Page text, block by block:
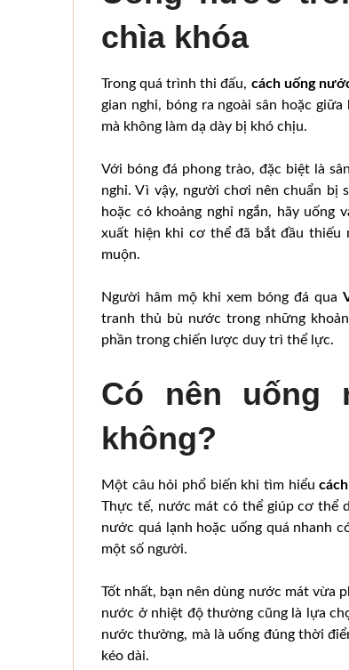
chìa khóa
Trong quá trình thi đấu, cách uống
gian nghỉ, bóng ra ngoài sân hoặc
mà không làm dạ dày bị khó chịu.
Với bóng đá phong trào, đặc biệt là
nghỉ. Vì vậy, người chơi nên chuẩn bị
hoặc có khoảng nghỉ ngắn, hãy uống
xuất hiện khi cơ thể đã bắt đầu thiếu
muộn.
Người hâm mộ khi xem bóng đá qua
tranh thủ bù nước trong những
phần trong chiến lược duy trì thể lực.
Có nên uống
không?
Một câu hỏi phổ biến khi tìm hiểu
Thực tế, nước mát có thể giúp cơ thể
nước quá lạnh hoặc uống quá nhanh
một số người.
Tốt nhất, bạn nên dùng nước mát vừa
nước ở nhiệt độ thường cũng là lựa
nước thường, mà là uống đúng thời
kéo dài.